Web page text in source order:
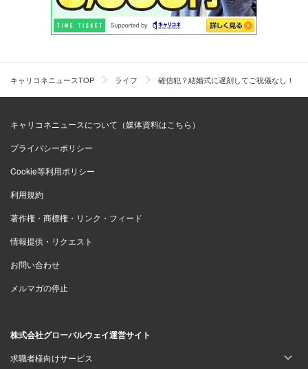
キャリコネニュースTOP ライフ 確信犯？結婚式に遅刻してご祝儀なし！
キャリコネニュースについて（媒体資料はこちら）
プライバシーポリシー
Cookie等利用ポリシー
利用規約
著作権・商標権・リンク・フィード
情報提供・リクエスト
お問い合わせ
メルマガの停止
株式会社グローバルウェイ運営サイト
求職者様向けサービス